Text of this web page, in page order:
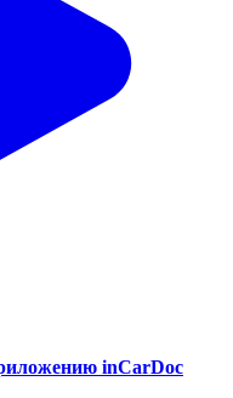
inCarDoc